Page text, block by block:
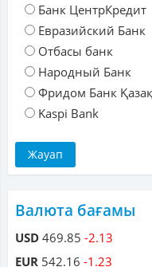
Банк ЦентрКредит
Евразийский Банк
Отбасы банк
Народный Банк
Фридом Банк
Kaspi Bank
Валюта бағамы
USD 469.85 -2.13
EUR 542.16 -1.23